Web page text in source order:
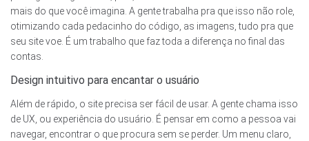
mais do que você imagina. A gente trabalha pra que isso não role,
otimizando cada pedacinho do código, as imagens, tudo pra que
seu site voe. É um trabalho que faz toda a diferença no final das
contas.
Design intuitivo para encantar o usuário
Além de rápido, o site precisa ser fácil de usar. A gente chama isso
de UX, ou experiência do usuário. É pensar em como a pessoa vai
navegar, encontrar o que procura sem se perder. Um menu claro,